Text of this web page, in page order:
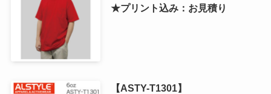
★プリント込み：お見積り
【ASTY-T1301】